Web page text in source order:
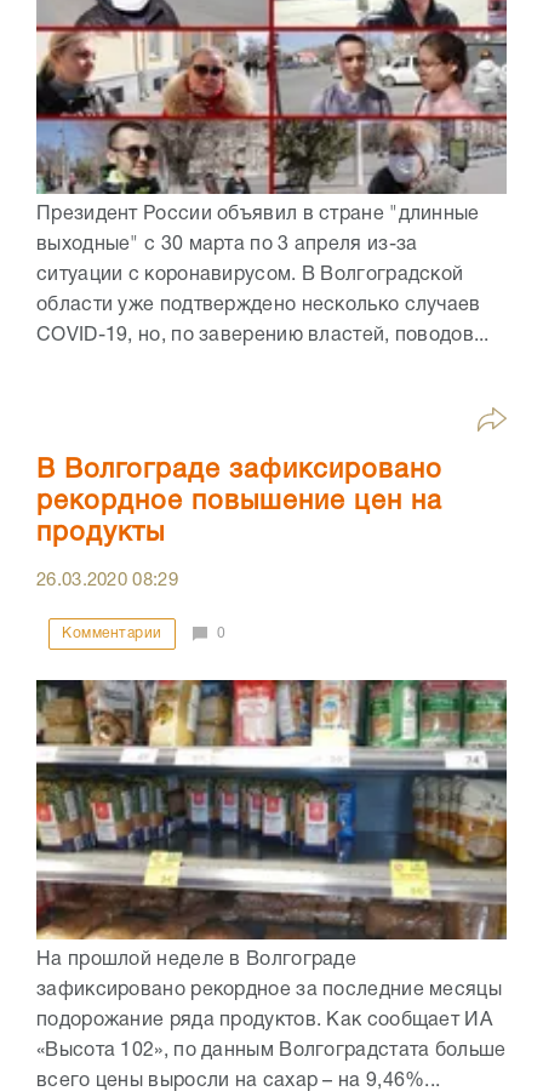
Президент России объявил в стране "длинные
выходные" с 30 марта по 3 апреля из-за
ситуации с коронавирусом. В Волгоградской
области уже подтверждено несколько случаев
COVID-19, но, по заверению властей, поводов...
В Волгограде зафиксировано
рекордное повышение цен на
продукты
26.03.202008:29
Комментарии 0
На прошлой неделе в Волгограде
зафиксировано рекордное за последние месяцы
подорожание ряда продуктов. Как сообщает ИА
«Высота 102», по данным Волгоградстата больше
всего цены выросли на сахар – на 9,46%...